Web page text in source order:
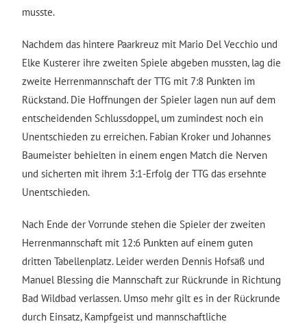
musste.
Nachdem das hintere Paarkreuz mit Mario Del Vecchio und
Elke Kusterer ihre zweiten Spiele abgeben mussten, lag die
zweite Herrenmannschaft der TTG mit 7:8 Punkten im
Rückstand. Die Hoffnungen der Spieler lagen nun auf dem
entscheidenden Schlussdoppel, um zumindest noch ein
Unentschieden zu erreichen. Fabian Kroker und Johannes
Baumeister behielten in einem engen Match die Nerven
und sicherten mit ihrem 3:1-Erfolg der TTG das ersehnte
Unentschieden.
Nach Ende der Vorrunde stehen die Spieler der zweiten
Herrenmannschaft mit 12:6 Punkten auf einem guten
dritten Tabellenplatz. Leider werden Dennis Hofsäß und
Manuel Blessing die Mannschaft zur Rückrunde in Richtung
Bad Wildbad verlassen. Umso mehr gilt es in der Rückrunde
durch Einsatz, Kampfgeist und mannschaftliche